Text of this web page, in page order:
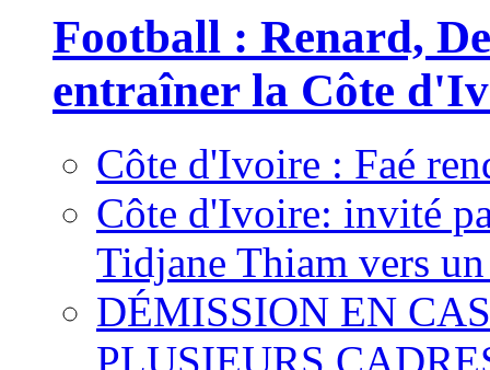
Football : Renard,
entraîner la Côte
Côte d'Ivoire : Faé
Côte d'Ivoire: invité
Tidjane Thiam vers
DÉMISSION EN
PLUSIEURS